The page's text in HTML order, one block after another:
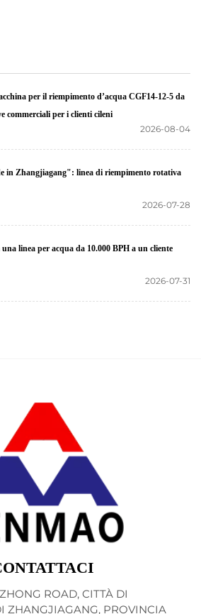
per il riempimento d’acqua CGF14-12-5 da
commerciali per i clienti cileni
2026-08-04
in Zhangjiagang": linea di riempimento rotativa
2026-07-28
linea per acqua da 10.000 BPH a un cliente
2026-07-31
ROAD, CITTÀ DI
ZHANGJIAGANG, PROVINCIA